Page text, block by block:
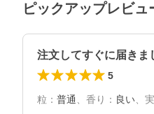
ピックアップレビュ
注文してすぐに届き
5
粒 ： 普通 香り ： 良い